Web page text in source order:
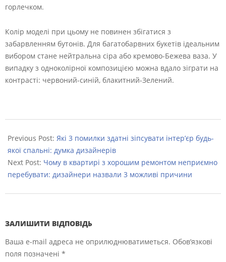
горлечком.
Колір моделі при цьому не повинен збігатися з
забарвленням бутонів. Для багатобарвних букетів ідеальним
вибором стане нейтральна сіра або кремово-Бежева ваза. У
випадку з одноколірної композицією можна вдало зіграти на
контрасті: червоний-синій, блакитний-Зелений.
09-
04
Previous Post: Які 3 помилки здатні зіпсувати інтер’єр будь-
якої спальні: думка дизайнерів
Next Post: Чому в квартирі з хорошим ремонтом неприємно
перебувати: дизайнери назвали 3 можливі причини
ЗАЛИШИТИ ВІДПОВІДЬ
Ваша e-mail адреса не оприлюднюватиметься. Обов’язкові
поля позначені *